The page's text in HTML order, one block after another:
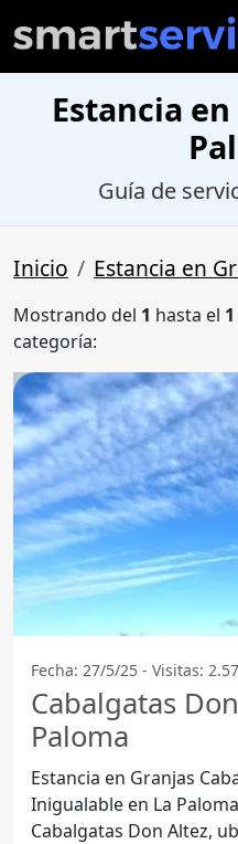
Estancia
Guía de
Inicio Estancia en
Mostrando del 1 hasta el 1
categoría:
Fecha: 27/5/25 - Visitas:
Cabalgatas
Paloma
Estancia en Granjas
Inigualable en La Paloma La Estancia en Granjas
Cabalgatas Don Altez,